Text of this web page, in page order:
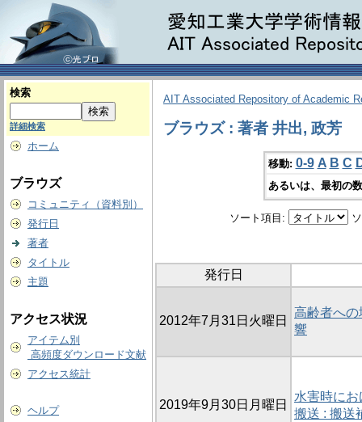
検索
詳細検索
ホーム
ブラウズ
コミュニティ（資料別）
発行日
著者
タイトル
主題
アクセス状況
アイテム別
高頻度ダウンロード文献
アクセス統計
ヘルプ
AIT Associated Repository of Academic
ブラウズ : 著者 井出, 政芳
移動: 0-9 A B C
あるいは、最初の
ソート項目:
発行日
2012年7月31日火曜日
高齢者へ
響
2019年9月30日月曜日
水害時に
搬送 : 搬送